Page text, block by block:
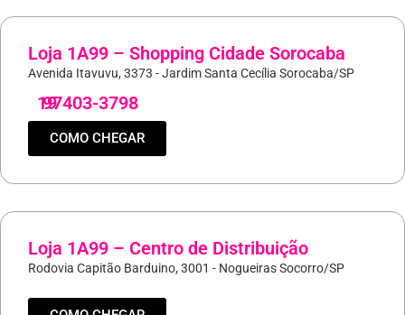
Loja 1A99 – Shopping Cidade Sorocaba
Avenida Itavuvu, 3373 - Jardim Santa Cecília Sorocaba/SP
19
97403-3798
COMO CHEGAR
Loja 1A99 – Centro de Distribuição
Rodovia Capitão Barduino, 3001 - Nogueiras Socorro/SP